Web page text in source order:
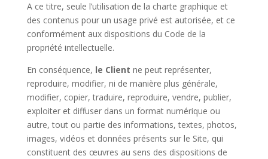
A ce titre, seule l’utilisation de la charte graphique et
des contenus pour un usage privé est autorisée, et ce
conformément aux dispositions du Code de la
propriété intellectuelle.
En conséquence, le Client ne peut représenter,
reproduire, modifier, ni de manière plus générale,
modifier, copier, traduire, reproduire, vendre, publier,
exploiter et diffuser dans un format numérique ou
autre, tout ou partie des informations, textes, photos,
images, vidéos et données présents sur le Site, qui
constituent des œuvres au sens des dispositions de